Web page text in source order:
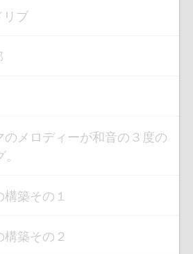
リブ
のメロディーが和音の３度の
築その１
築その２